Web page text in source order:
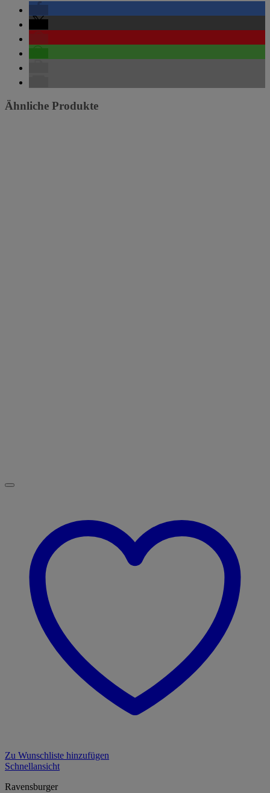
Ähnliche Produkte
Zu Wunschliste hinzufügen
Schnellansicht
Ravensburger